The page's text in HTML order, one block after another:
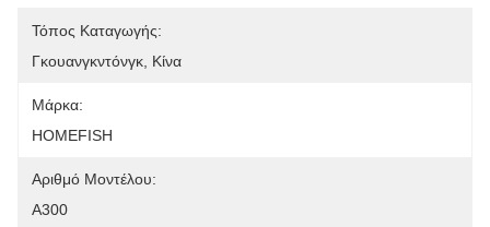
Τόπος Καταγωγής:
Γκουανγκντόνγκ, Κίνα
Μάρκα:
HOMEFISH
Αριθμό Μοντέλου:
A300